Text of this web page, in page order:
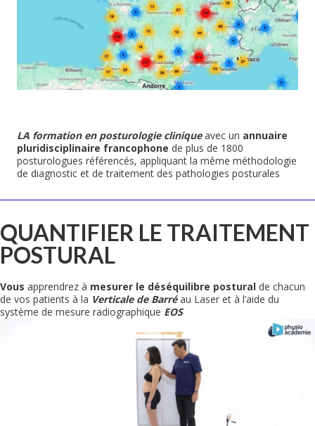
LA formation en posturologie cliniqueavec un annuaire
pluridisciplinaire francophone de plus de 1800
posturologues référencés, appliquant la même méthodologie
de diagnostic et de traitement des pathologies posturales
QUANTIFIER LE TRAITEMENT
POSTURAL
Vous apprendrez à mesurer le déséquilibre postural de chacun
de vos patients à la Verticale de Barréau Laser et à l’aide du
système de mesure radiographique EOS